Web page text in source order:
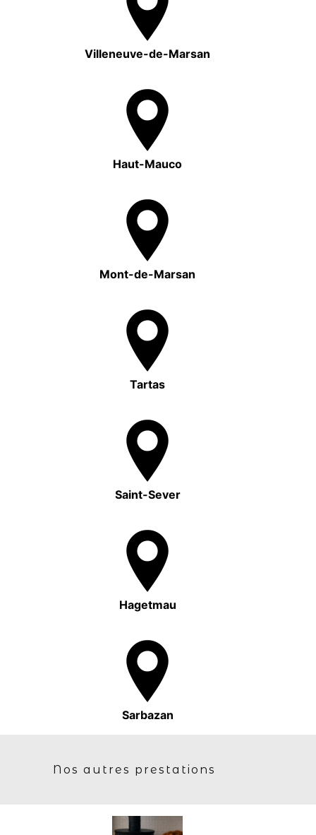
Villeneuve-de-Marsan
Haut-Mauco
Mont-de-Marsan
Tartas
Saint-Sever
Hagetmau
Sarbazan
Nos autres prestations